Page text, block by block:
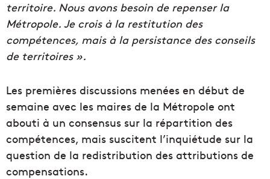
territoire. Nous avons besoin de repenser la
Métropole. Je crois à la restitution des
compétences, mais à la persistance des conseils
de territoires ».
Les premières discussions menées en début de
semaine avec les maires de la Métropole ont
abouti à un consensus sur la répartition des
compétences, mais suscitent l’inquiétude sur la
question de la redistribution des attributions de
compensations.